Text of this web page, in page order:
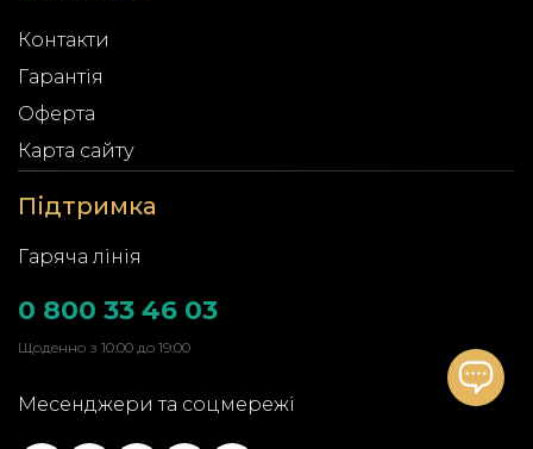
Контакти
Гарантія
Оферта
Карта сайту
Підтримка
Гаряча лінія
0 800 33 46 03
Щоденно з 10:00 до 19:00
Месенджери та соцмережі